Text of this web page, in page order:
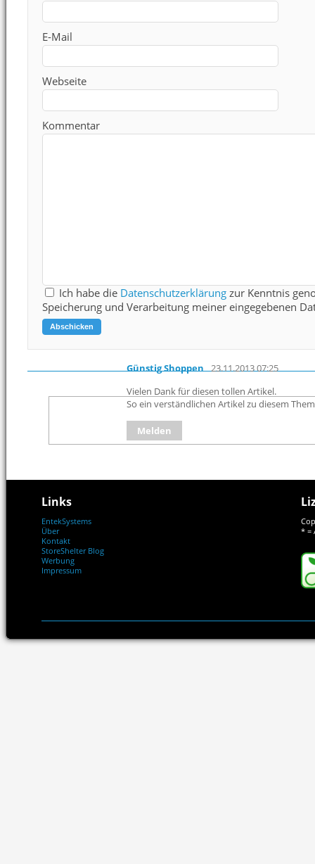
E-Mail
Webseite
Kommentar
Ich habe die Datenschutzerklärung zur Kenntnis
Speicherung und Verarbeitung meiner eingegebenen
Günstig Shoppen 23.11.2013 07:25
Vielen Dank für diesen tollen Artikel.
So ein verständlichen Artikel zu diesem
Melden
Links
EntekSystems
Über
Kontakt
StoreShelter Blog
Werbung
Impressum
* =